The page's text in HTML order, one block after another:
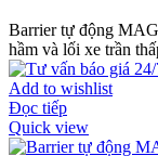
Barrier tự động
hầm và lối xe trần
Add to wishlist
Đọc tiếp
Quick view